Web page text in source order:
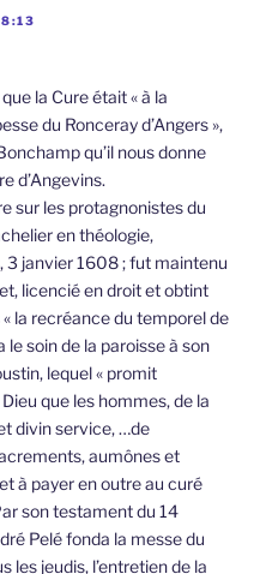
la Cure était « à la
du Ronceray d’Angers »,
qu’il nous donne
d’Angevins.
sur les protagnonistes du
en théologie,
3 janvier 1608 ; fut maintenu
licencié en droit et obtint
« la recréance du temporel de
le soin de la paroisse à son
lequel « promit
que les hommes, de la
divin service, …de
aumônes et
à payer en outre au curé
son testament du 14
Pelé fonda la messe du
les jeudis, l’entretien de la